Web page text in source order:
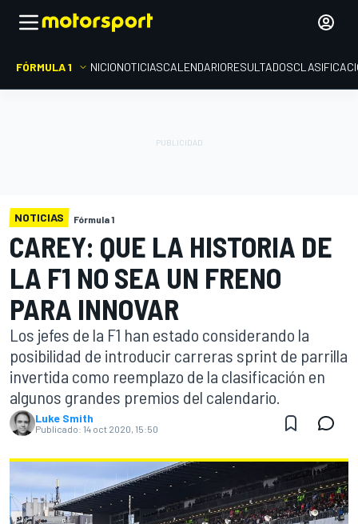
FÓRMULA 1 INICIONOTICIASCALENDARIORESULTADOS
NOTICIAS Fórmula 1
CAREY: QUE LA HISTORIA DE
LA F1 NO SEA UN FRENO
PARA INNOVAR
Los jefes de la F1 han estado considerando la
posibilidad de introducir carreras sprint de parrilla
invertida como reemplazo de la clasificación en
algunos grandes premios del calendario.
Luke Smith
Publicado: 14 oct 2020, 15:50